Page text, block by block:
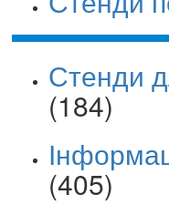
Стенди
(184)
(405)